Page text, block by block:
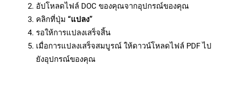
อัปโหลดไฟล์ DOC ของคุณจากอุปกรณ์ของคุณ
คลิกที่ปุ่ม “แปลง”
รอให้การแปลงเสร็จสิ้น
เมื่อการแปลงเสร็จสมบูรณ์ ให้ดาวน์โหลดไฟล์ PDF ไป
ยังอุปกรณ์ของคุณ